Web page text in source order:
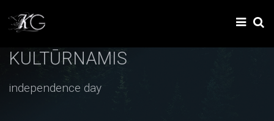
KULTŪRNAMIS
independence day